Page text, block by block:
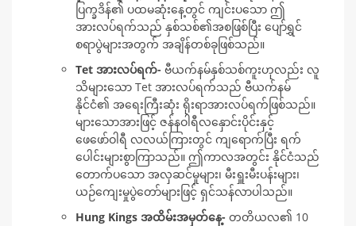
ပြက္ခဒိန်၏ ပထမဆုံးနေ့တွင် ကျင်းပသော ဤ
အားလပ်ရက်သည် နှစ်သစ်၏အစဖြစ်ပြီး ပျော်ရွှင်
စရာပွဲများအတွက် အချိန်တစ်ခုဖြစ်သည်။
Tet အားလပ်ရက်- ဗီယက်နမ်နှစ်သစ်ကူးဟုလည်း လူ
သိများသော Tet အားလပ်ရက်သည် ဗီယက်နမ်
နိုင်ငံ၏ အရေးကြီးဆုံး ရိုးရာအားလပ်ရက်ဖြစ်သည်။
များသောအားဖြင့် ဇန်နဝါရီလနှောင်းပိုင်းနှင့်
ဖေဖော်ဝါရီ လလယ်ကြားတွင် ကျရောက်ပြီး ရက်
ပေါင်းများစွာကြာသည်။ ဤကာလအတွင်း နိုင်ငံသည်
တောက်ပသော အလှဆင်မှုများ၊ မီးရှူးမီးပန်းများ၊
ယဉ်ကျေးမှုပွဲတော်များဖြင့် ရှင်သန်လာပါသည်။
Hung Kings အထိမ်းအမှတ်နေ့- တတိယလ၏ 10